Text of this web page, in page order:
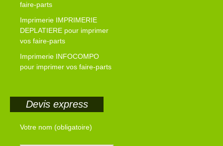
faire-parts
Imprimerie IMPRIMERIE
DEPLATIERE pour imprimer
vos faire-parts
Imprimerie INFOCOMPO
pour imprimer vos faire-parts
Devis express
Votre nom (obligatoire)